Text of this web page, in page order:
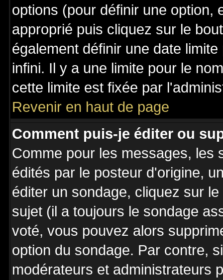
options (pour définir une option,
approprié puis cliquez sur le
également définir une date
infini. Il y a une limite pour le
cette limite est fixée par
Revenir en haut de page
Comment puis-je éditer ou
Comme pour les messages, les
édités par le posteur d'origine,
éditer un sondage, cliquez sur
sujet (il a toujours le sondage
voté, vous pouvez alors
option du sondage. Par contre,
modérateurs et administrateurs